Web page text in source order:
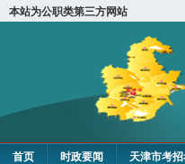
本站为公职类第三方网站
首页 时政要闻 天津市考